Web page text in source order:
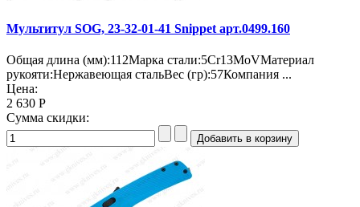
Мультитул SOG, 23-32-01-41 Snippet арт.0499.160
Общая длина (мм):112Марка стали:5Cr13MoVМатериал
рукояти:Нержавеющая стальВес (гр):57Компания ...
Цена:
2 630 Р
Сумма скидки: